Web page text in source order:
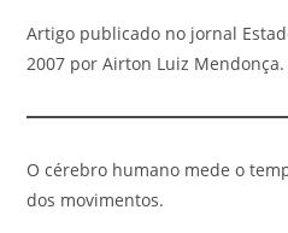
Artigo publicado no jornal
2007 por Airton Luiz Mendonça.
O cérebro humano mede o
dos movimentos.